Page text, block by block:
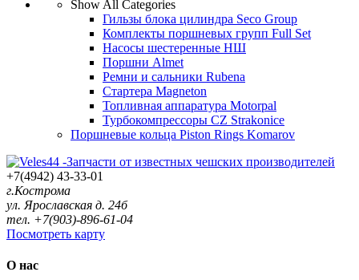
Show All Categories
Гильзы блока цилиндра Seco Group
Комплекты поршневых групп Full Set
Насосы шестеренные НШ
Поршни Almet
Ремни и сальники Rubena
Стартера Magneton
Топливная аппаратура Motorpal
Турбокомпрессоры CZ Strakonice
Поршневые кольца Piston Rings Komarov
+7(4942) 43-33-01
г.Кострома
ул. Ярославская д. 24б
тел. +7(903)-896-61-04
Посмотреть карту
О нас